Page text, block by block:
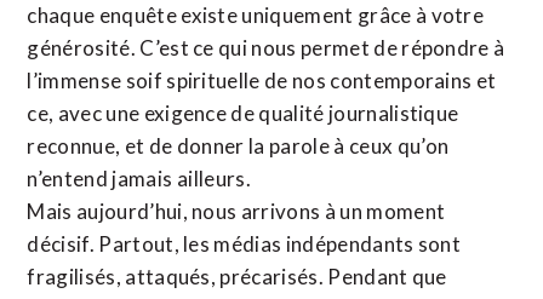
chaque enquête existe uniquement grâce à votre
générosité. C’est ce qui nous permet de répondre à
l’immense soif spirituelle de nos contemporains et
ce, avec une exigence de qualité journalistique
reconnue, et de donner la parole à ceux qu’on
n’entend jamais ailleurs.
Mais aujourd’hui, nous arrivons à un moment
décisif. Partout, les médias indépendants sont
fragilisés, attaqués, précarisés. Pendant que